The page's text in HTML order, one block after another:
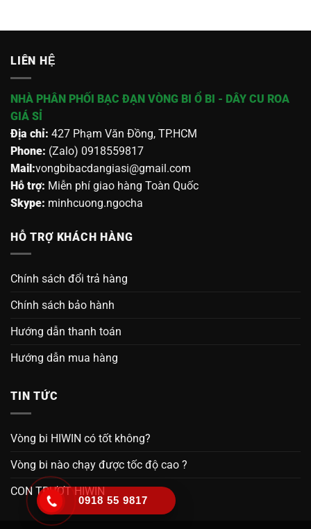
LIÊN HỆ
NHÀ PHÂN PHỐI BẠC ĐẠN VÒNG BI Ổ BI - DÂY CU ROA
GIÁ SỈ
Địa chỉ: 427 Phạm Văn Đồng, TP.HCM
Phone: (Zalo) 0918559817
Mail:vongbibacdangiasi@gmail.com
Hỗ trợ: Miễn phí giao hàng Toàn Quốc
Skype: minhcuong.ngocha
HỖ TRỢ KHÁCH HÀNG
Chính sách đổi trả hàng
Chính sách bảo hành
Hướng dẫn thanh toán
Hướng dẫn mua hàng
TIN TỨC
Vòng bi HIWIN có tốt không?
Vòng bi nào chạy được tốc độ cao ?
CON TRƯỢT HIWIN
0918 55 9817